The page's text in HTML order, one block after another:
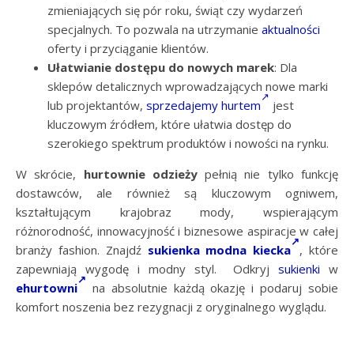
zmieniających się pór roku, świąt czy wydarzeń
specjalnych. To pozwala na utrzymanie aktualności
oferty i przyciąganie klientów.
Ułatwianie dostępu do nowych marek: Dla
sklepów detalicznych wprowadzających nowe marki
lub projektantów, sprzedajemy hurtem
jest
kluczowym źródłem, które ułatwia dostęp do
szerokiego spektrum produktów i nowości na rynku.
W skrócie, hurtownie odzieżypełnią nie tylko funkcję
dostawców, ale również są kluczowym ogniwem,
kształtującym krajobraz mody, wspierającym
różnorodność, innowacyjność i biznesowe aspiracje w całej
branży fashion. Znajdź sukienka modna kiecka , które
zapewniają wygodę i modny styl. Odkryjsukienki w
ehurtowni
na absolutnie każdą okazję i podaruj sobie
komfort noszenia bez rezygnacji z oryginalnego wyglądu.